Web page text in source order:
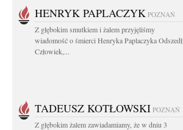
HENRYK PAPLACZYK POZNAŃ
Z głębokim smutkiem i żalem przyjęliśmy
wiadomość o śmierci Henryka Paplaczyka Odszedł
Człowiek,...
TADEUSZ KOTŁOWSKI POZNAŃ
Z głębokim żalem zawiadamiamy, że w dniu 3